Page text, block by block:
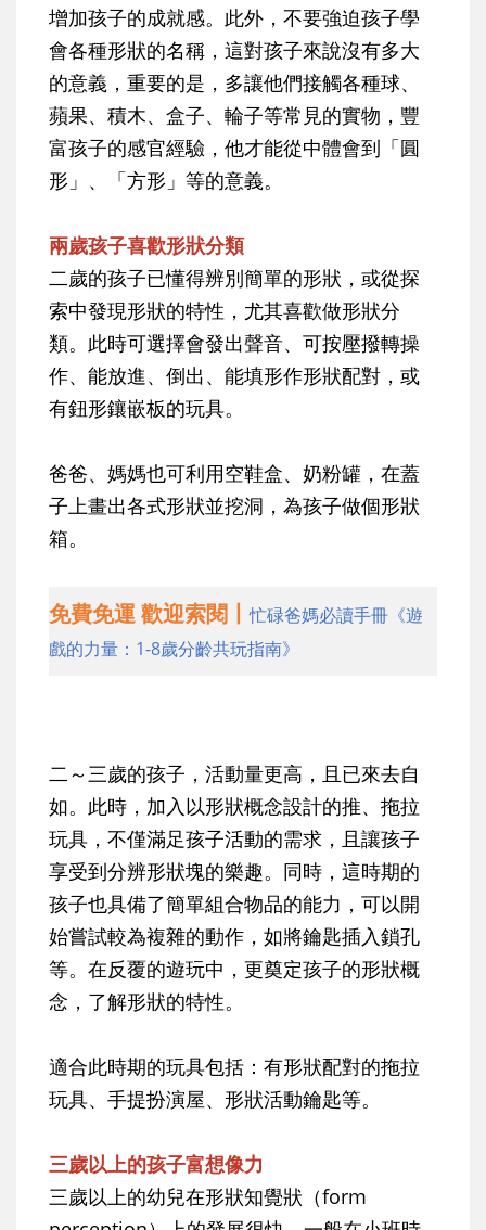
增加孩子的成就感。此外，不要強迫孩子學
會各種形狀的名稱，這對孩子來說沒有多大
的意義，重要的是，多讓他們接觸各種球、
蘋果、積木、盒子、輪子等常見的實物，豐
富孩子的感官經驗，他才能從中體會到「圓
形」、「方形」等的意義。
兩歲孩子喜歡形狀分類
二歲的孩子已懂得辨別簡單的形狀，或從探
索中發現形狀的特性，尤其喜歡做形狀分
類。此時可選擇會發出聲音、可按壓撥轉操
作、能放進、倒出、能填形作形狀配對，或
有鈕形鑲嵌板的玩具。
爸爸、媽媽也可利用空鞋盒、奶粉罐，在蓋
子上畫出各式形狀並挖洞，為孩子做個形狀
箱。
免費免運 歡迎索閱丨忙碌爸媽必讀手冊《遊
戲的力量：1-8歲分齡共玩指南》
二～三歲的孩子，活動量更高，且已來去自
如。此時，加入以形狀概念設計的推、拖拉
玩具，不僅滿足孩子活動的需求，且讓孩子
享受到分辨形狀塊的樂趣。同時，這時期的
孩子也具備了簡單組合物品的能力，可以開
始嘗試較為複雜的動作，如將鑰匙插入鎖孔
等。在反覆的遊玩中，更奠定孩子的形狀概
念，了解形狀的特性。
適合此時期的玩具包括：有形狀配對的拖拉
玩具、手提扮演屋、形狀活動鑰匙等。
三歲以上的孩子富想像力
三歲以上的幼兒在形狀知覺狀（form